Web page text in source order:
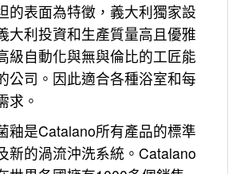
的表面為特徵，義大利獨家設
大利投資和生產質量高且優雅
級自動化與無與倫比的工匠能
公司。因此適合各種浴室和每
求。
釉是Catalano所有產品的標準
新的渦流沖洗系統。Catalano